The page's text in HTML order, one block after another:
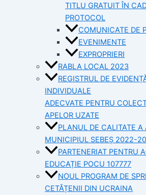
TITLU GRATUIT ÎN
PROTOCOL
COMUNICATE DE
EVENIMENTE
EXPROPRIERI
RABLA LOCAL 2023
REGISTRUL DE
INDIVIDUALE
ADECVATE PENTRU
APELOR UZATE
PLANUL DE CALITATE A
MUNICIPIUL SEBEȘ 2022-
PARTENERIAT PENTRU
EDUCAȚIE POCU 107777
NOUL PROGRAM DE
CETĂȚENII DIN UCRAINA